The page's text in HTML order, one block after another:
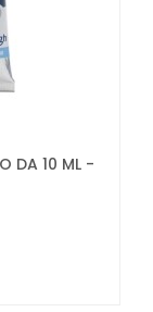
DA 10 ML -